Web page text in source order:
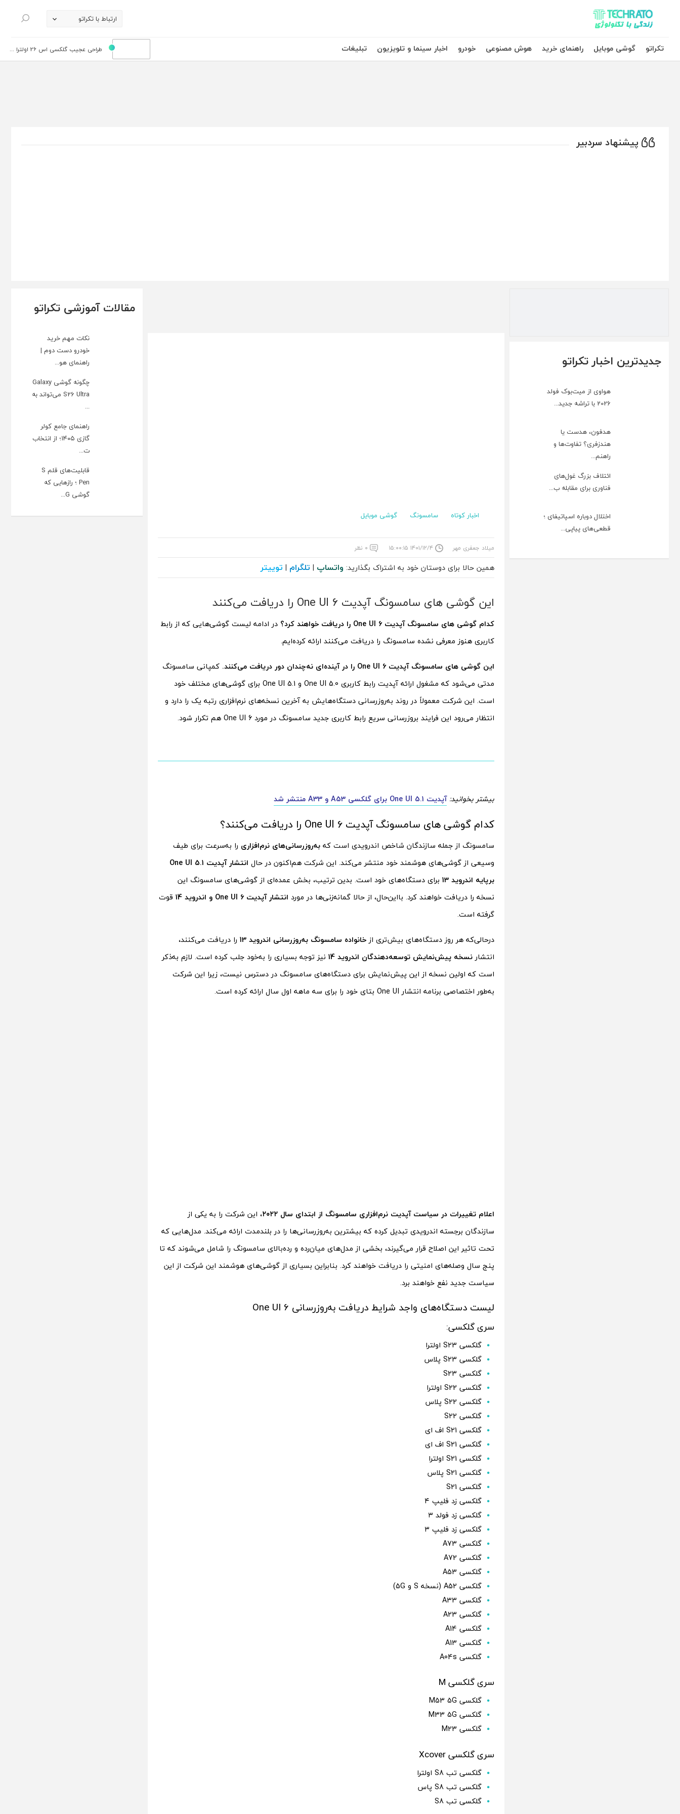
تکراتو – زندگی با تکنولوژی ارتباط با تکراتو
جستجو
تکراتو
گوشی موبایل راهنمای خرید هوش مصنوعی خودرو اخبار سینما و تلویزیون تبلیغات طراحی عجیب گلکسی اس 26 اولترا ...
پیشنهاد سردبیر
جدیدترین اخبار تکراتو
هواوی از میت‌بوک فولد
2026 با تراشه جدید...
هدفون، هدست یا
هندزفری؟ تفاوت‌ها و
راهنم...
ائتلاف بزرگ غول‌های
فناوری برای مقابله ب...
اختلال دوباره اسپاتیفای ؛
قطعی‌های پیاپی...
اخبار کوتاه سامسونگ گوشی موبایل
میلاد جعفری مهر ۱۴۰۱/۱۲/۴ ۱۵:۰۰:۱۵ ۰ نظر
همین حالا برای دوستان خود به اشتراک بگذارید: واتساپ | تلگرام | توییتر
این گوشی های سامسونگ آپدیت One UI 6 را دریافت می‌کنند
کدام گوشی های سامسونگ آپدیت One UI 6 را دریافت خواهند کرد؟
در ادامه لیست گوشی‌هایی که از رابط
کاربری هنوز معرفی نشده سامسونگ را دریافت می‌کنند ارائه کرده‌ایم.
این گوشی های سامسونگ آپدیت One UI 6 را در آینده‌ای نه‌چندان دور دریافت می‌کنند.
کمپانی سامسونگ
مدتی می‌شود که مشغول ارائه آپدیت رابط کاربری One UI 5.0 و One UI 5.1 برای گوشی‌های مختلف خود
است. این شرکت معمولاً در روند به‌روزرسانی دستگاه‌هایش به آخرین نسخه‌های نرم‌افزاری رتبه یک را دارد و
انتظار می‌رود این فرایند بروزرسانی سریع رابط کاربری جدید سامسونگ در مورد One UI 6 هم تکرار شود.
بیشتر بخوانید:آپدیت One UI 5.1 برای گلکسی A53 و A33 منتشر شد
کدام گوشی های سامسونگ آپدیت One UI 6 را دریافت می‌کنند؟
سامسونگ از جمله سازندگان شاخص اندرویدی است که به‌روزرسانی‌های نرم‌افزاری را به‌سرعت برای طیف
وسیعی از گوشی‌های هوشمند خود منتشر می‌کند. این شرکت هم‌اکنون در حال
انتشار آپدیت One UI 5.1
برپایه اندروید 13
برای دستگاه‌های خود است. بدین ترتیب، بخش عمده‌ای از گوشی‌های سامسونگ این
نسخه را دریافت خواهند کرد. بااین‌حال، از حالا گمانه‌زنی‌ها در مورد انتشار آپدیت One UI 6 و اندروید 14
قوت
گرفته است.
درحالی‌که هر روز دستگاه‌های بیش‌تری از خانواده سامسونگ به‌روزرسانی اندروید 13
را دریافت می‌کنند،
انتشار نسخه پیش‌نمایش توسعه‌دهندگان اندروید 14
نیز توجه بسیاری را به‌خود جلب کرده است. لازم به‌ذکر
است که اولین نسخه از این پیش‌نمایش برای دستگاه‌های سامسونگ در دسترس نیست، زیرا این شرکت
به‌طور اختصاصی برنامه انتشار One UI بتای خود را برای سه ماهه اول سال ارائه کرده است.
اعلام تغییرات در سیاست‌ آپدیت نرم‌افزاری سامسونگ از ابتدای سال ۲۰۲۲
، این شرکت را به یکی از
سازندگان برجسته اندرویدی تبدیل کرده که بیشترین به‌روزرسانی‌ها را در بلندمدت ارائه می‌کند. مدل‌هایی که
تحت تاثیر این اصلاح قرار می‌گیرند، بخشی از مدل‌های میان‌رده و رده‌بالای سامسونگ را شامل می‌شوند که تا
پنج سال وصله‌های امنیتی را دریافت خواهند کرد. بنابراین بسیاری از گوشی‌های هوشمند این شرکت از این
سیاست جدید نفع خواهند برد.
لیست دستگاه‌های واجد شرایط دریافت به‌روزرسانی One UI 6
سری گلکسی:
گلکسی S23 اولترا
گلکسی S23 پلاس
گلکسی S23
گلکسی S22 اولترا
گلکسی S22 پلاس
گلکسی S22
گلکسی S21 اف ای
گلکسی S21 اف ای
گلکسی S21 اولترا
گلکسی S21 پلاس
گلکسی S21
گلکسی زد فلیپ ۴
گلکسی زد فولد ۳
گلکسی زد فلیپ ۳
گلکسی A73
گلکسی A72
گلکسی A53
گلکسی A52 (نسخه S و 5G)
گلکسی A33
گلکسی A23
گلکسی A14
گلکسی A13
گلکسی A04s
سری گلکسی M
گلکسی M53 5G
گلکسی M33 5G
گلکسی M23
سری گلکسی Xcover
گلکسی تب S8 اولترا
گلکسی تب S8 پاس
گلکسی تب S8
مقالات آموزشی تکراتو
نکات مهم خرید
خودرو دست دوم |
راهنمای هو...
چگونه گوشی Galaxy
S26 Ultra می‌تواند به
...
راهنمای جامع کولر
گازی ۱۴۰۵؛ از انتخاب
ت...
قابلیت‌های قلم S
Pen ؛ رازهایی که
گوشی G...